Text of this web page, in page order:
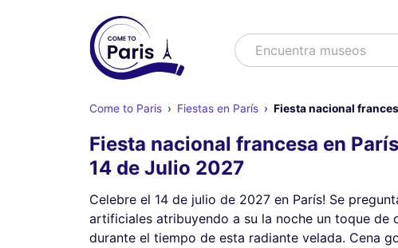
BuscarEncuentra mus
Come to Paris Fiestas en París Fiesta nacional
Fiesta nacional francesa en París
14 de Julio 2027
Celebre el 14 de julio de 2027 en París! Se
artificiales atribuyendo a su la noche un toque de
durante el tiempo de esta radiante velada. Cena